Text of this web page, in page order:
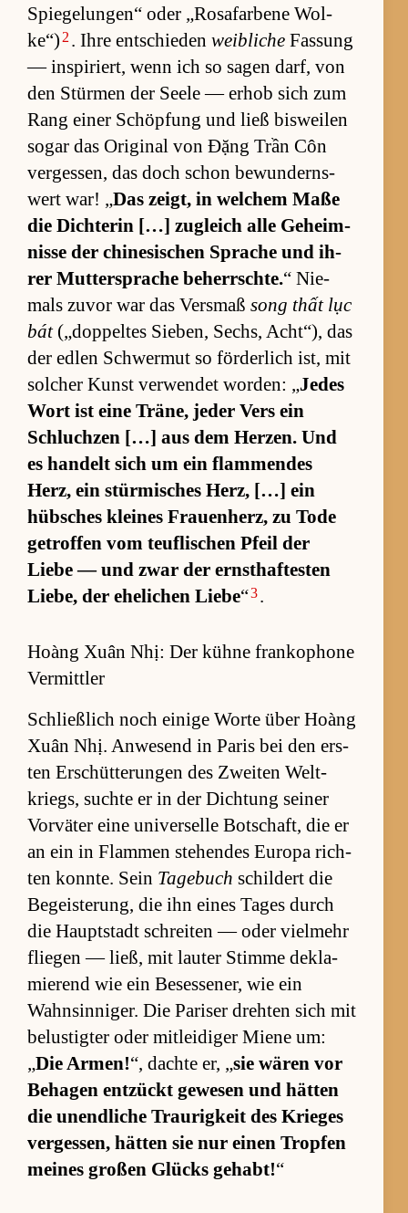
Spie­ge­lun­gen“ oder „Ro­sa­fa­r­bene Wol­
ke“) 2 . Ihre ent­schie­den weibliche Fas­sung
— in­spi­riert, wenn ich so sa­gen darf, von
den Stür­men der Seele — er­hob sich zum
Rang ei­ner Schöp­fung und ließ bis­wei­len
so­gar das Ori­gi­nal von Đặng Trần Côn
ver­ges­sen, das doch schon be­wun­derns­
wert war! „Das zeigt, in wel­chem Maße
die Dich­te­rin […] zu­gleich alle Ge­heim­
nisse der chi­ne­si­schen Spra­che und ih­
rer Mut­ter­spra­che be­herrsch­te.“ Nie­
mals zu­vor war das Vers­maß song thất lục
bát(„­dop­pel­tes Sie­ben, Sechs, Acht“), das
der ed­len Schwer­mut so för­der­lich ist, mit
sol­cher Kunst ver­wen­det wor­den: „Je­des
Wort ist eine Trä­ne, je­der Vers ein
Schluch­zen […] aus dem Her­zen. Und
es han­delt sich um ein flam­men­des
Herz, ein stür­mi­sches Herz, […] ein
hüb­sches klei­nes Frau­en­herz, zu Tode
ge­trof­fen vom teuf­li­schen Pfeil der
Liebe — und zwar der ernst­haf­tes­ten
Lie­be, der ehe­li­chen Liebe“3.
Hoàng Xuân Nhị: Der kühne frankophone
Vermittler
Schließ­lich noch ei­nige Worte über Hoàng
Xuân Nhị. An­we­send in Pa­ris bei den ers­
ten Er­schüt­te­run­gen des Zwei­ten Welt­
kriegs, suchte er in der Dich­tung sei­ner
Vor­vä­ter eine uni­ver­selle Bot­schaft, die er
an ein in Flam­men ste­hen­des Eu­r­opa rich­
ten konn­te. Sein Tagebuch schil­dert die
Be­geis­te­rung, die ihn ei­nes Ta­ges durch
die Haupt­stadt schrei­ten — oder viel­mehr
flie­gen — ließ, mit lau­ter Stimme de­kla­
mie­rend wie ein Be­ses­se­ner, wie ein
Wahn­sin­ni­ger. Die Pa­ri­ser dreh­ten sich mit
be­lus­tig­ter oder mit­lei­di­ger Miene um:
„Die Ar­men!“, dachte er, „sie wä­ren vor
Be­ha­gen ent­zückt ge­we­sen und hät­ten
die un­end­li­che Trau­rig­keit des Krie­ges
ver­ges­sen, hät­ten sie nur einen Trop­fen
mei­nes gro­ßen Glücks ge­habt!“